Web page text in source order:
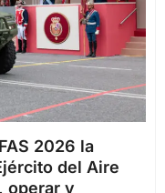
2026 la
del Aire
operar y